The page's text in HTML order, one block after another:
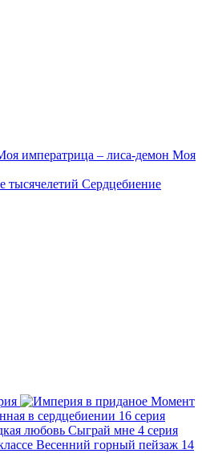
Моя
Сердцебиение
Момент
в сердцебиении 16 серия
Сыграй мне 4 серия
Весенний горный пейзаж 14